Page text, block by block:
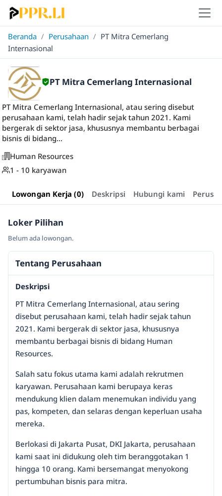
Beranda / Perusahaan / PT Mitra Cemerlang
Internasional
PT Mitra Cemerlang Internasional
PT Mitra Cemerlang Internasional, atau sering disebut
perusahaan kami, telah hadir sejak tahun 2021. Kami
bergerak di sektor jasa, khususnya membantu berbagai
bisnis di bidang...
Human Resources
1 - 10 karyawan
Lowongan Kerja (0) Deskripsi Hubungi kami
Loker Pilihan
Belum ada lowongan.
Tentang Perusahaan
Deskripsi
PT Mitra Cemerlang Internasional, atau sering
disebut perusahaan kami, telah hadir sejak tahun
2021. Kami bergerak di sektor jasa, khususnya
membantu berbagai bisnis di bidang Human
Resources.
Salah satu fokus utama kami adalah rekrutmen
karyawan. Perusahaan kami berupaya keras
mendukung klien dalam menemukan individu yang
pas, kompeten, dan selaras dengan keperluan usaha
mereka.
Berlokasi di Jakarta Pusat, DKI Jakarta, perusahaan
kami saat ini didukung oleh tim beranggotakan 1
hingga 10 orang. Kami bersemangat menyokong
pertumbuhan bisnis para mitra.